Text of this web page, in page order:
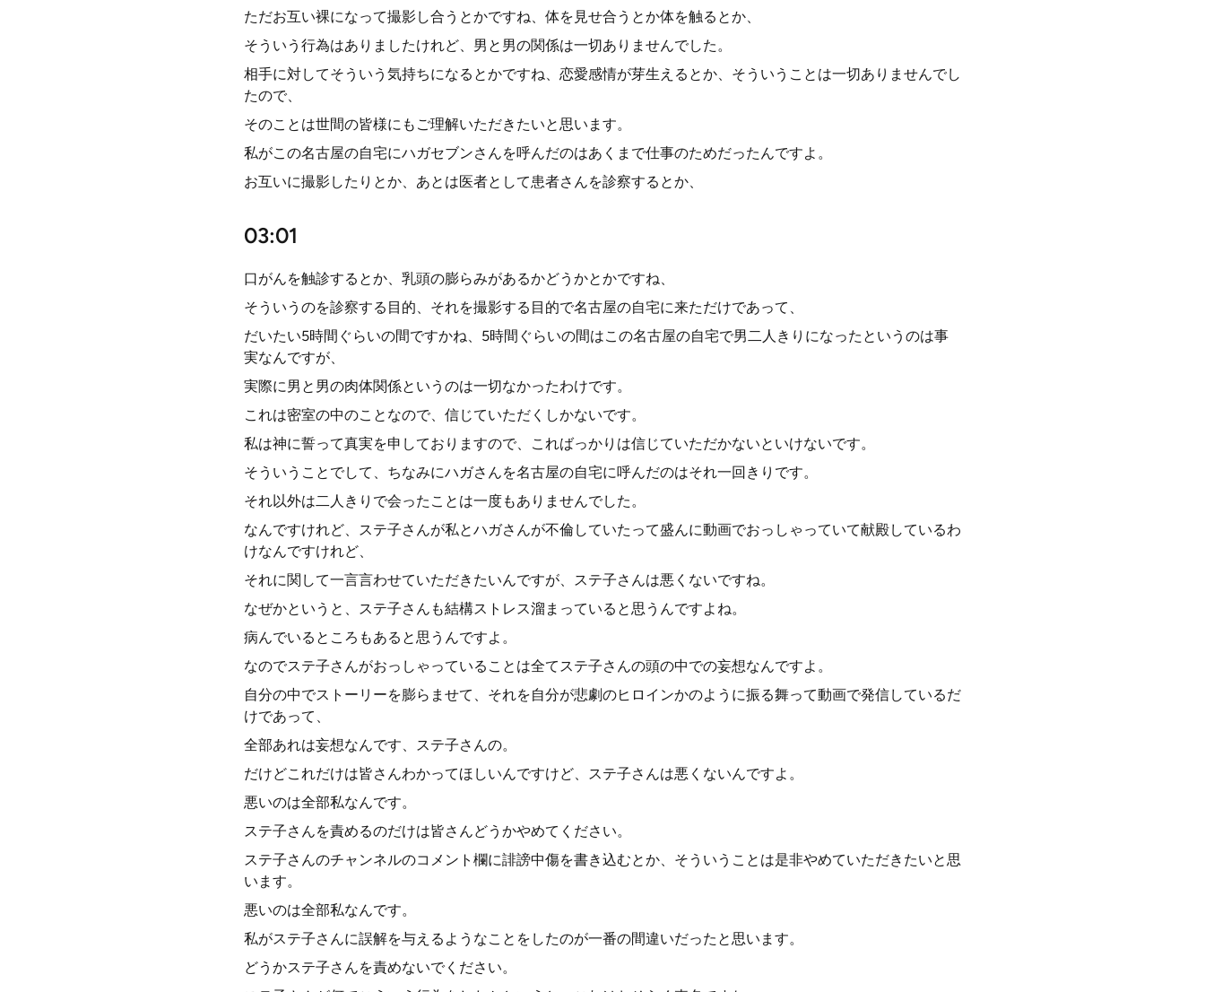
ただお互い裸になって撮影し合うとかですね、体を見せ合うとか体を触るとか、
そういう行為はありましたけれど、男と男の関係は一切ありませんでした。
相手に対してそういう気持ちになるとかですね、恋愛感情が芽生えるとか、そういうことは一切ありませんでし
たので、
そのことは世間の皆様にもご理解いただきたいと思います。
私がこの名古屋の自宅にハガセブンさんを呼んだのはあくまで仕事のためだったんですよ。
お互いに撮影したりとか、あとは医者として患者さんを診察するとか、
03:01
口がんを触診するとか、乳頭の膨らみがあるかどうかとかですね、
そういうのを診察する目的、それを撮影する目的で名古屋の自宅に来ただけであって、
だいたい5時間ぐらいの間ですかね、5時間ぐらいの間はこの名古屋の自宅で男二人きりになったというのは事
実なんですが、
実際に男と男の肉体関係というのは一切なかったわけです。
これは密室の中のことなので、信じていただくしかないです。
私は神に誓って真実を申しておりますので、こればっかりは信じていただかないといけないです。
そういうことでして、ちなみにハガさんを名古屋の自宅に呼んだのはそれ一回きりです。
それ以外は二人きりで会ったことは一度もありませんでした。
なんですけれど、ステ子さんが私とハガさんが不倫していたって盛んに動画でおっしゃっていて献殿しているわ
けなんですけれど、
それに関して一言言わせていただきたいんですが、ステ子さんは悪くないですね。
なぜかというと、ステ子さんも結構ストレス溜まっていると思うんですよね。
病んでいるところもあると思うんですよ。
なのでステ子さんがおっしゃっていることは全てステ子さんの頭の中での妄想なんですよ。
自分の中でストーリーを膨らませて、それを自分が悲劇のヒロインかのように振る舞って動画で発信しているだ
けであって、
全部あれは妄想なんです、ステ子さんの。
だけどこれだけは皆さんわかってほしいんですけど、ステ子さんは悪くないんですよ。
悪いのは全部私なんです。
ステ子さんを責めるのだけは皆さんどうかやめてください。
ステ子さんのチャンネルのコメント欄に誹謗中傷を書き込むとか、そういうことは是非やめていただきたいと思
います。
悪いのは全部私なんです。
私がステ子さんに誤解を与えるようなことをしたのが一番の間違いだったと思います。
どうかステ子さんを責めないでください。